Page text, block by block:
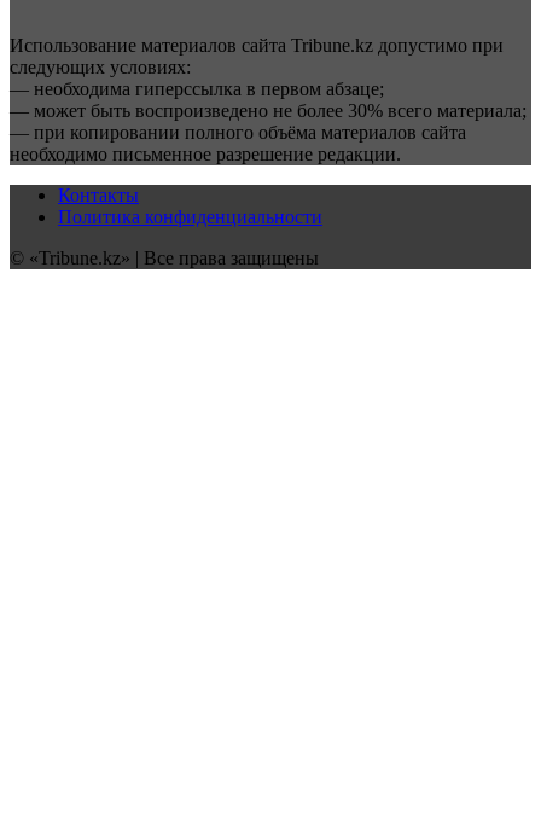
Использование материалов сайта Tribune.kz допустимо при
следующих условиях:
— необходима гиперссылка в первом абзаце;
— может быть воспроизведено не более 30% всего материала;
— при копировании полного объёма материалов сайта
необходимо письменное разрешение редакции.
Контакты
Политика конфиденциальности
© «Tribune.kz» | Все права защищены